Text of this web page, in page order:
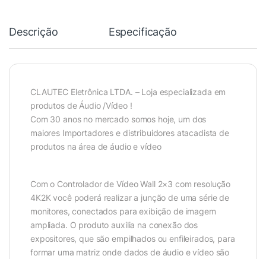
Descrição Especificação
CLAUTEC Eletrônica LTDA. – Loja especializada em
produtos de Áudio /Vídeo !
Com 30 anos no mercado somos hoje, um dos
maiores Importadores e distribuidores atacadista de
produtos na área de áudio e vídeo
Com o Controlador de Vídeo Wall 2×3 com resolução
4K2K você poderá realizar a junção de uma série de
monitores, conectados para exibição de imagem
ampliada. O produto auxilia na conexão dos
expositores, que são empilhados ou enfileirados, para
formar uma matriz onde dados de áudio e vídeo são